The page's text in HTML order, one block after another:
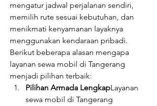
mengatur jadwal perjalanan sendiri,
memilih rute sesuai kebutuhan, dan
menikmati kenyamanan layaknya
menggunakan kendaraan pribadi.
Berikut beberapa alasan mengapa
layanan sewa mobil di Tangerang
menjadi pilihan terbaik:
Pilihan Armada LengkapLayanan
sewa mobil di Tangerang